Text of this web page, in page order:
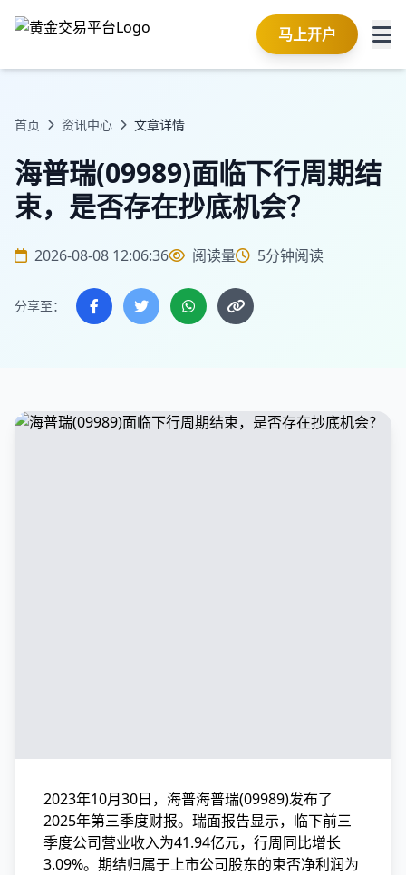
马上开户
首页 资讯中心 文章详情
海普瑞(09989)面临下行周期结
束，是否存在抄底机会？
2026-08-08 12:06:36 阅读量 5分钟阅读
分享至：
2023年10月30日，海普海普瑞(09989)发布了
2025年第三季度财报。瑞面报告显示，临下前三
季度公司营业收入为41.94亿元，行周同比增长
3.09%。期结归属于上市公司股东的束否净利润为